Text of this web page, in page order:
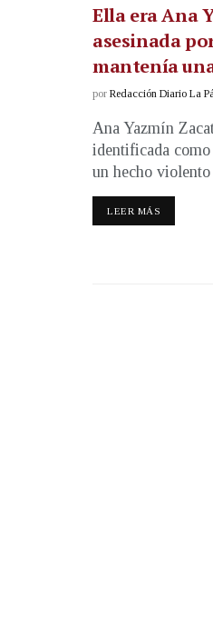
Ella era Ana
asesinada
mantenía
por Redacción Diario La
Ana Yazmín
identificada
un hecho
LEER MÁS